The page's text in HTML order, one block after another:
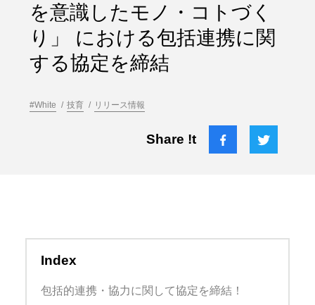
を意識したモノ・コトづく
り」 における包括連携に関
する協定を締結
#White 技育 リリース情報
Share !t
Index
包括的連携・協力に関して協定を締結！